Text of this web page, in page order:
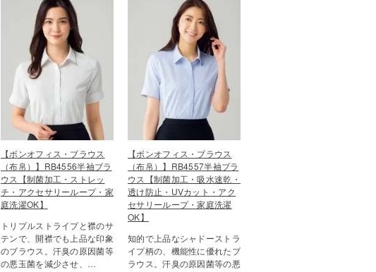
【ボンオフィス・ブラウス
（布帛）】RB4556半袖ブラ
ウス【制菌加工・ストレッ
チ・アクセサリーループ・家
庭洗濯OK】
トリプルストライプと襟のサ
テンで、開襟でも上品な印象
のブラウス。汗臭の原因菌等
の悪玉菌を減少させ、…
【ボンオフィス・ブラウス
（布帛）】RB4557半袖ブラ
ウス【制菌加工・吸水速乾・
透け防止・UVカット・アク
セサリーループ・家庭洗濯
OK】
知的で上品なシャドーストラ
イプ柄の、機能性に優れたブ
ラウス。汗臭の原因菌等の悪